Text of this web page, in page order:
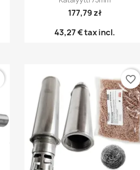
177,79 zł
43,27 €tax incl.
favorite_border